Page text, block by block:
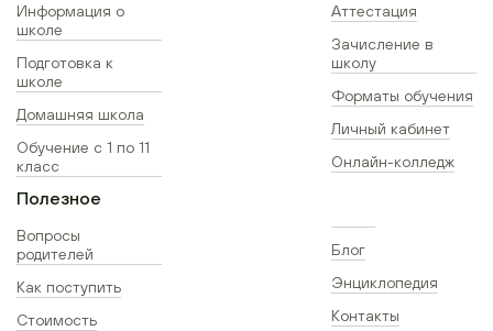
Информация о
школе
Подготовка к
школе
Домашняя школа
Обучение с 1 по 11
класс
Аттестация
Зачисление в
школу
Форматы обучения
Личный кабинет
Онлайн-колледж
Полезное
Вопросы
родителей
Как поступить
Стоимость
Блог
Энциклопедия
Контакты